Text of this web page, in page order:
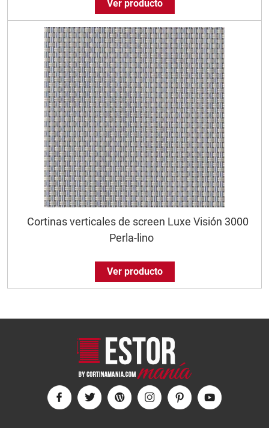
Ver producto
Cortinas verticales de screen Luxe Visión 3000
Perla-lino
Ver producto